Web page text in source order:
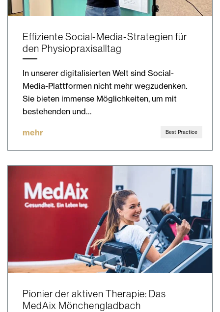
Effiziente Social-Media-Strategien für
den Physiopraxisalltag
In unserer digitalisierten Welt sind Social-
Media-Plattformen nicht mehr wegzudenken.
Sie bieten immense Möglichkeiten, um mit
bestehenden und…
mehr Best Practice
Pionier der aktiven Therapie: Das
MedAix Mönchengladbach